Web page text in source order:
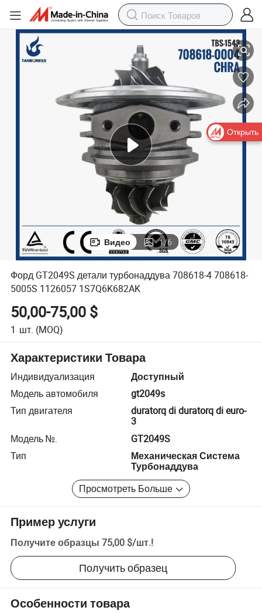
1S7Q6K682AK
Форд GT2049S детали турбонаддува 708618-4 708618-5005S
Видео 1/6
Форд GT2049S детали турбонаддува 708618-4 708618-
5005S 1126057 1S7Q6K682AK
50,00-75,00 $
1 шт. (MOQ)
Характеристики Товара
Индивидуализация
Доступный
Модель автомобиля
gt2049s
Тип двигателя
duratorq di duratorq di euro-
3
Модель №.
GT2049S
Тип
Механическая Система
Турбонаддува
Просмотреть Больше
Пример услуги
Получите образцы 75,00 $/шт.!
Получить образец
Особенности товара
Открыть